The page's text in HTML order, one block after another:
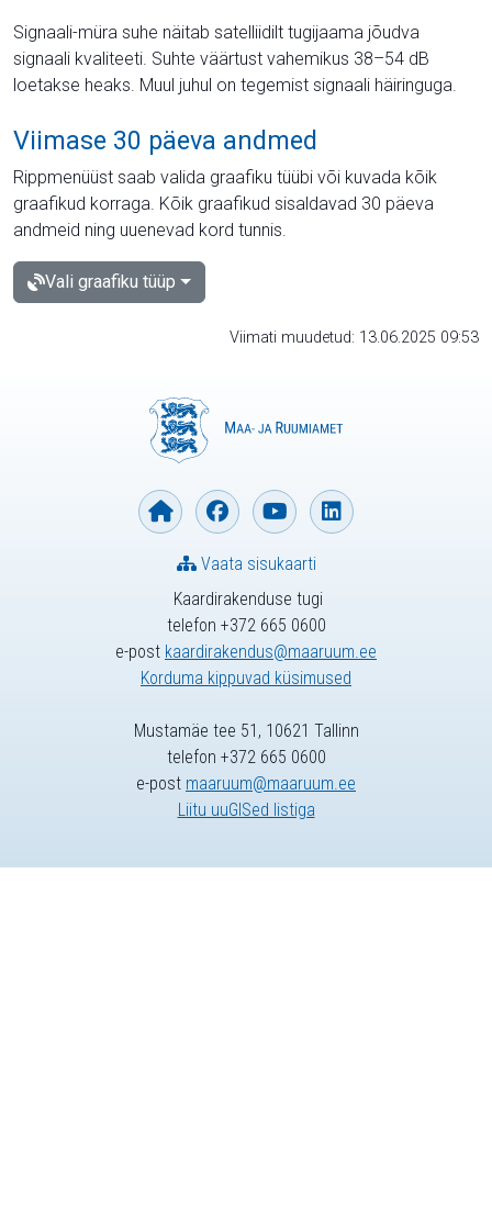
Signaali-müra suhe näitab satelliidilt tugijaama jõudva
signaali kvaliteeti. Suhte väärtust vahemikus 38–54 dB
loetakse heaks. Muul juhul on tegemist signaali häiringuga.
Viimase 30 päeva andmed
Rippmenüüst saab valida graafiku tüübi või kuvada kõik
graafikud korraga. Kõik graafikud sisaldavad 30 päeva
andmeid ning uuenevad kord tunnis.
Vali graafiku tüüp
Viimati muudetud: 13.06.2025 09:53
Kaardirakenduse tugi
telefon +372 665 0600
e-post kaardirakendus@maaruum.ee
Korduma kippuvad küsimused
Vaata sisukaarti
Mustamäe tee 51, 10621 Tallinn
telefon +372 665 0600
e-post maaruum@maaruum.ee
Liitu uuGISed listiga